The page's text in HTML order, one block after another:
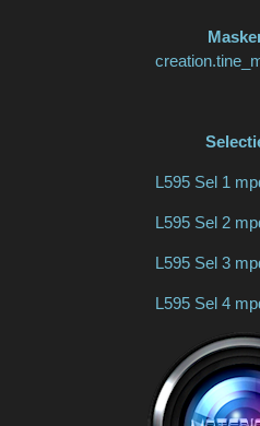
L595 Sel 1
L595 Sel 2
L595 Sel 3
L595 Sel 4